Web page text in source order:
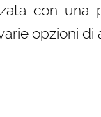
con
opzioni di